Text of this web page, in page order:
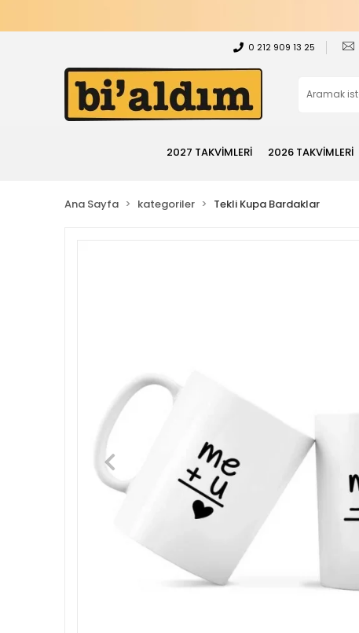
0 212 909 13 25
2027 TAKVİMLERİ 2026 TAKVİMLERİ
Ana Sayfa kategoriler Tekli Kupa Bardaklar